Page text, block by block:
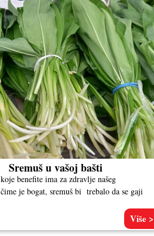
Sremuš u vašoj bašti
benefite ima za zdravlje našeg
je bogat, sremuš bi trebalo da se gaji
Više >